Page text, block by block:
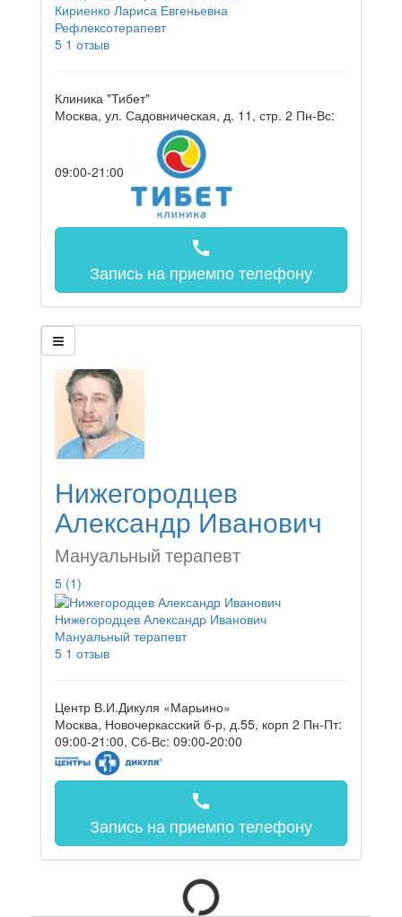
Кириенко Лариса Евгеньевна
Рефлексотерапевт
5 1 отзыв
Клиника "Тибет"
Москва, ул. Садовническая, д. 11, стр. 2 Пн-Вс:
09:00-21:00
call
Запись на приемпо телефону
Нижегородцев
Александр Иванович
Мануальный терапевт
5 (1)
Нижегородцев Александр Иванович
Мануальный терапевт
5 1 отзыв
Центр В.И.Дикуля «Марьино»
Москва, Новочеркасский б-р, д.55, корп 2 Пн-Пт:
09:00-21:00, Сб-Вс: 09:00-20:00
call
Запись на приемпо телефону